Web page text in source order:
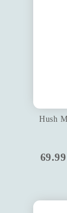
Hush
69.99